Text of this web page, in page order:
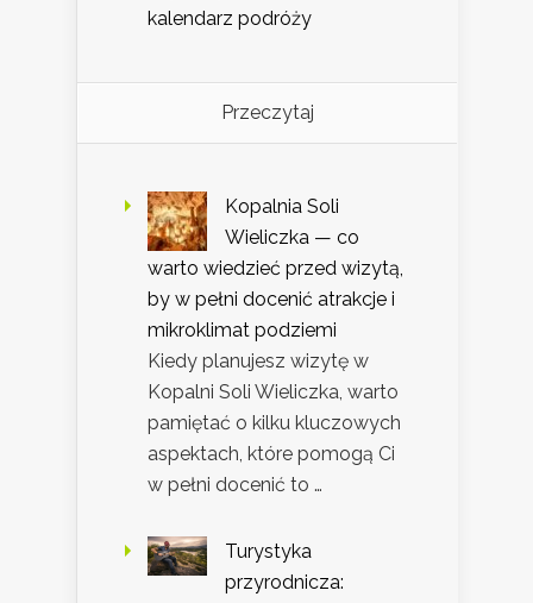
kalendarz podróży
Przeczytaj
Kopalnia Soli
Wieliczka — co
warto wiedzieć przed wizytą,
by w pełni docenić atrakcje i
mikroklimat podziemi
Kiedy planujesz wizytę w
Kopalni Soli Wieliczka, warto
pamiętać o kilku kluczowych
aspektach, które pomogą Ci
w pełni docenić to …
Turystyka
przyrodnicza: